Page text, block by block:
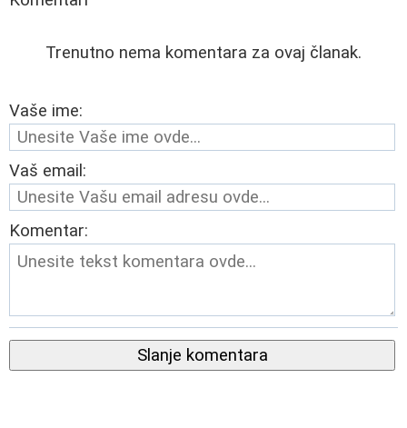
Trenutno nema komentara za ovaj članak.
Vaše ime:
Vaš email:
Komentar:
Slanje komentara